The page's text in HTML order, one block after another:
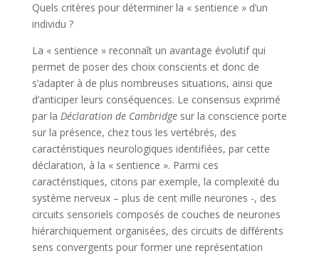
Quels critères pour déterminer la « sentience » d’un
individu ?
La « sentience » reconnaît un avantage évolutif qui
permet de poser des choix conscients et donc de
s’adapter à de plus nombreuses situations, ainsi que
d’anticiper leurs conséquences. Le consensus exprimé
par la Déclaration de Cambridgesur la conscience porte
sur la présence, chez tous les vertébrés, des
caractéristiques neurologiques identifiées, par cette
déclaration, à la « sentience ». Parmi ces
caractéristiques, citons par exemple, la complexité du
système nerveux – plus de cent mille neurones -, des
circuits sensoriels composés de couches de neurones
hiérarchiquement organisées, des circuits de différents
sens convergents pour former une représentation